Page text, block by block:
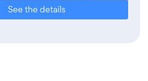
See the details